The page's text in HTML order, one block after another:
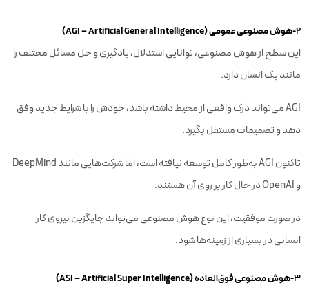
2-هوش مصنوعی عمومی (AGI – Artificial General Intelligence)
این سطح از هوش مصنوعی، توانایی استدلال، یادگیری و حل مسائل مختلف را
مانند یک انسان دارد.
AGI می‌تواند درک واقعی از محیط داشته باشد، خودش را با شرایط جدید وفق
دهد و تصمیمات مستقل بگیرد.
تاکنون AGI به‌طور کامل توسعه نیافته است، اما شرکت‌هایی مانند DeepMind
و OpenAI در حال کار بر روی آن هستند.
در صورت موفقیت، این نوع هوش مصنوعی می‌تواند جایگزین نیروی کار
انسانی در بسیاری از زمینه‌ها شود.
3-هوش مصنوعی فوق‌العاده (ASI – Artificial Super Intelligence)